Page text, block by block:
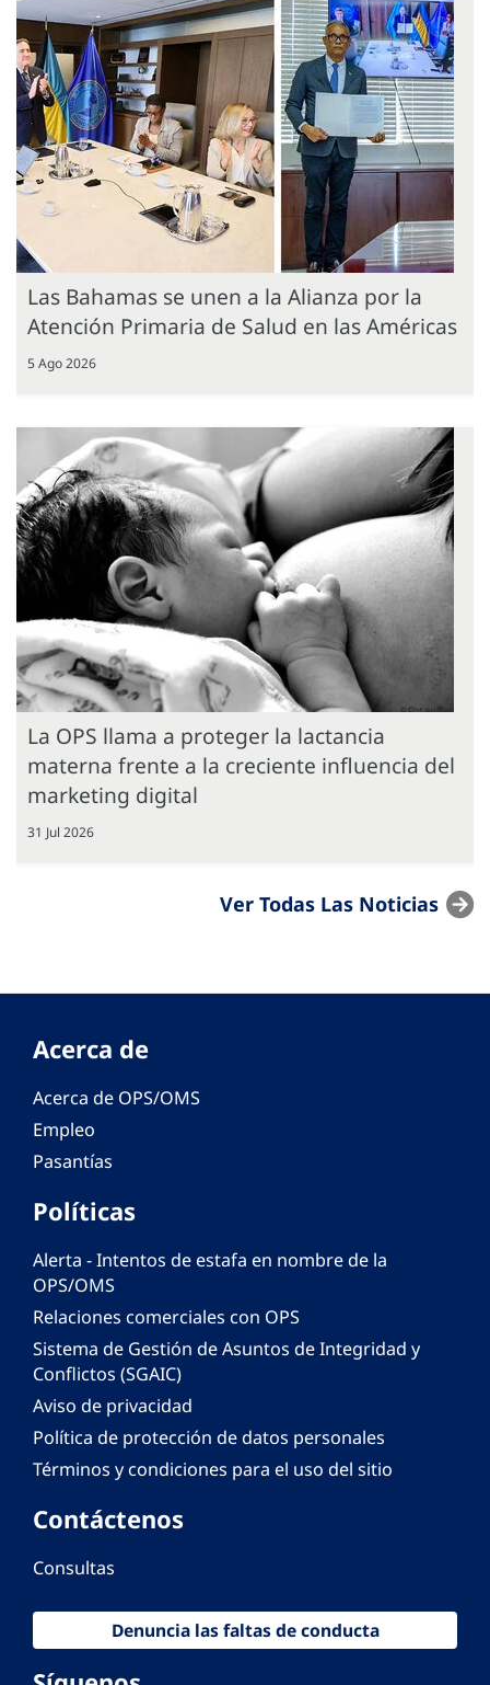
Las Bahamas se unen a la Alianza por la
Atención Primaria de Salud en las Américas
5 Ago 2026
La OPS llama a proteger la lactancia
materna frente a la creciente influencia del
marketing digital
31 Jul 2026
Ver Todas Las Noticias
Acerca de
Acerca de OPS/OMS
Empleo
Pasantías
Políticas
Alerta - Intentos de estafa en nombre de la
OPS/OMS
Relaciones comerciales con OPS
Sistema de Gestión de Asuntos de Integridad y
Conflictos (SGAIC)
Aviso de privacidad
Política de protección de datos personales
Términos y condiciones para el uso del sitio
Contáctenos
Consultas
Denuncia las faltas de conducta